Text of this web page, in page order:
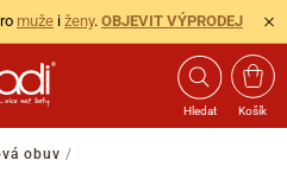
muže i ženy. OBJEVIT VÝPRODEJ
Hledat Košík
obuv /